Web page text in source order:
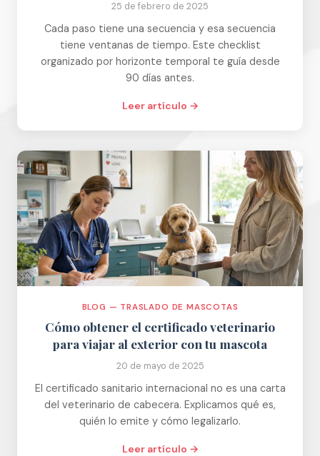
25 de febrero de 2025
Cada paso tiene una secuencia y esa secuencia
tiene ventanas de tiempo. Este checklist
organizado por horizonte temporal te guía desde
90 días antes.
Leer artículo →
BLOG — TRASLADO DE MASCOTAS
Cómo obtener el certificado veterinario
para viajar al exterior con tu mascota
20 de mayo de 2025
El certificado sanitario internacional no es una carta
del veterinario de cabecera. Explicamos qué es,
quién lo emite y cómo legalizarlo.
Leer artículo →